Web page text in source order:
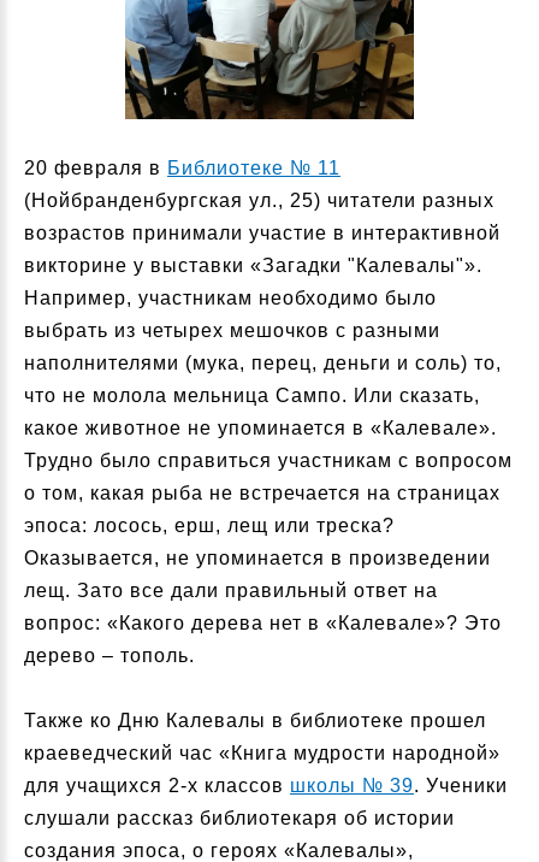
20 февраля в Библиотеке № 11
(Нойбранденбургская ул., 25) читатели разных
возрастов принимали участие в интерактивной
викторине у выставки «Загадки "Калевалы"».
Например, участникам необходимо было
выбрать из четырех мешочков с разными
наполнителями (мука, перец, деньги и соль) то,
что не молола мельница Сампо. Или сказать,
какое животное не упоминается в «Калевале».
Трудно было справиться участникам с вопросом
о том, какая рыба не встречается на страницах
эпоса: лосось, ерш, лещ или треска?
Оказывается, не упоминается в произведении
лещ. Зато все дали правильный ответ на
вопрос: «Какого дерева нет в «Калевале»? Это
дерево – тополь.
Также ко Дню Калевалы в библиотеке прошел
краеведческий час «Книга мудрости народной»
для учащихся 2-х классов школы № 39. Ученики
слушали рассказ библиотекаря об истории
создания эпоса, о героях «Калевалы»,